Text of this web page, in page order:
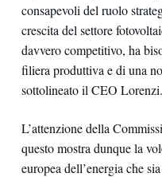
consapevoli del ruolo
crescita del settore
davvero competitivo, ha
filiera produttiva e di una
sottolineato il CEO Lorenzi.
L’attenzione della
questo mostra dunque la
europea dell’energia che